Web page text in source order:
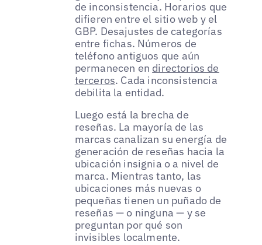
de inconsistencia. Horarios que
difieren entre el sitio web y el
GBP. Desajustes de categorías
entre fichas. Números de
teléfono antiguos que aún
permanecen en directorios de
terceros. Cada inconsistencia
debilita la entidad.
Luego está la brecha de
reseñas. La mayoría de las
marcas canalizan su energía de
generación de reseñas hacia la
ubicación insignia o a nivel de
marca. Mientras tanto, las
ubicaciones más nuevas o
pequeñas tienen un puñado de
reseñas — o ninguna — y se
preguntan por qué son
invisibles localmente.